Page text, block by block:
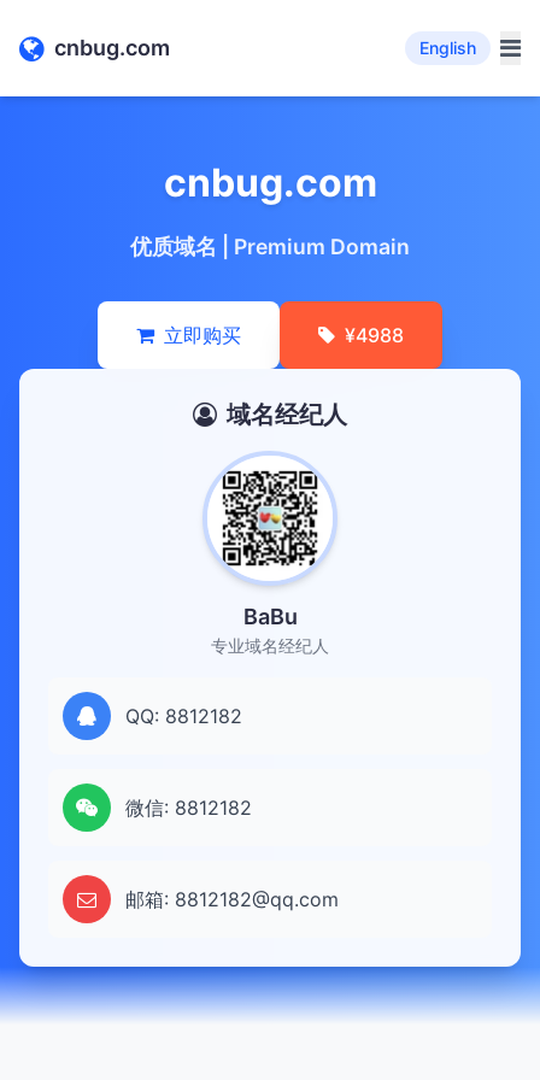
cnbug.com English
cnbug.com
优质域名 | Premium Domain
立即购买 ¥4988
域名经纪人
BaBu
专业域名经纪人
QQ: 8812182
微信: 8812182
邮箱: 8812182@qq.com